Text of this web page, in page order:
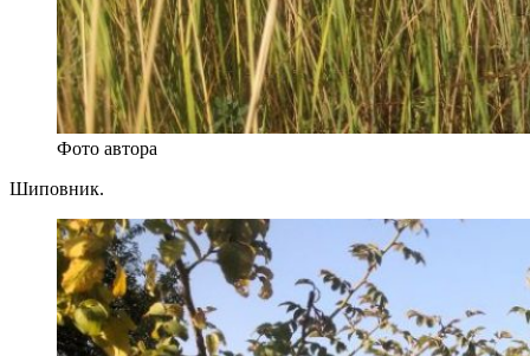
Фото автора
Шиповник.